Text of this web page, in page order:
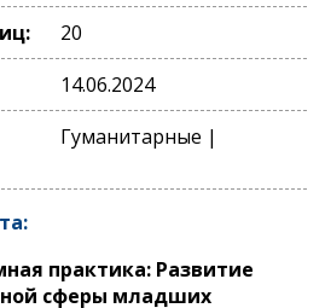
20
14.06.2024
Гуманитарные |
практика: Развитие
сферы младших